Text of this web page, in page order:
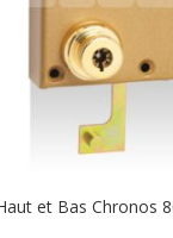
et Bas Chronos